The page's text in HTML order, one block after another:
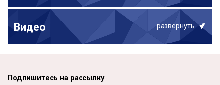
Видео развернуть
Подпишитесь на рассылку